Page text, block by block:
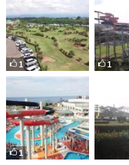
1 1
1